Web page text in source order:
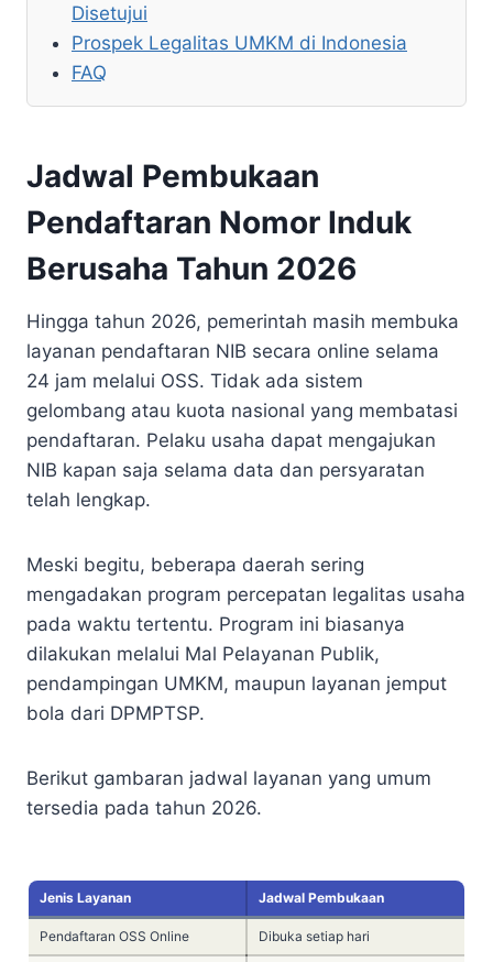
Disetujui
Prospek Legalitas UMKM di Indonesia
FAQ
Jadwal Pembukaan
Pendaftaran Nomor Induk
Berusaha Tahun 2026
Hingga tahun 2026, pemerintah masih membuka
layanan pendaftaran NIB secara online selama
24 jam melalui OSS. Tidak ada sistem
gelombang atau kuota nasional yang membatasi
pendaftaran. Pelaku usaha dapat mengajukan
NIB kapan saja selama data dan persyaratan
telah lengkap.
Meski begitu, beberapa daerah sering
mengadakan program percepatan legalitas usaha
pada waktu tertentu. Program ini biasanya
dilakukan melalui Mal Pelayanan Publik,
pendampingan UMKM, maupun layanan jemput
bola dari DPMPTSP.
Berikut gambaran jadwal layanan yang umum
tersedia pada tahun 2026.
Jenis Layanan Jadwal Pembukaan
Pendaftaran OSS Online Dibuka setiap hari